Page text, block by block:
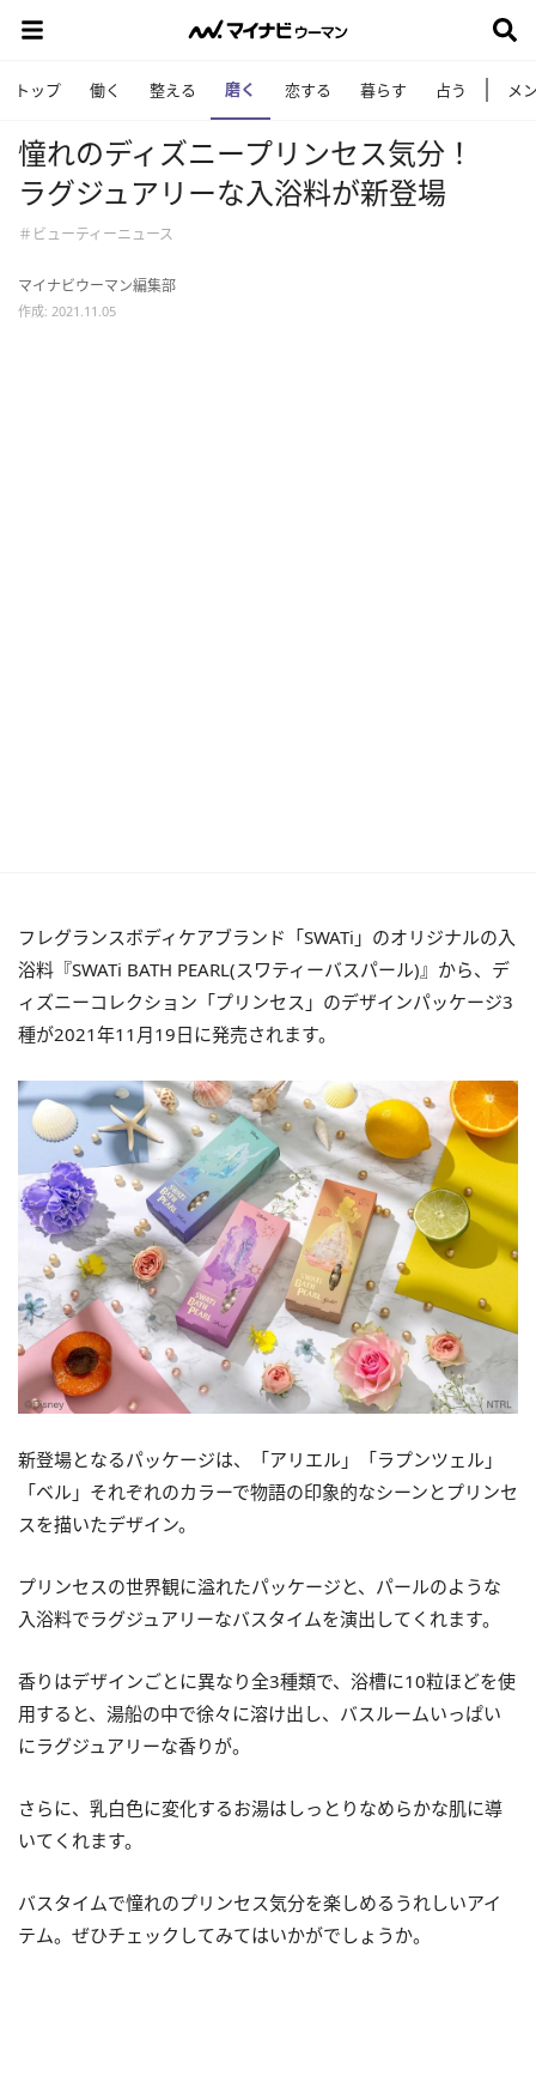
トップ 働く 整える 磨く 恋する 暮らす 占う メ
憧れのディズニープリンセス気分！
ラグジュアリーな入浴料が新登場
＃ビューティーニュース
マイナビウーマン編集部
作成: 2021.11.05
フレグランスボディケアブランド「SWATi」のオリジナルの入
浴料『SWATi BATH PEARL(スワティーバスパール)』から、デ
ィズニーコレクション「プリンセス」のデザインパッケージ3
種が2021年11月19日に発売されます。
新登場となるパッケージは、「アリエル」「ラプンツェル」
「ベル」それぞれのカラーで物語の印象的なシーンとプリンセ
スを描いたデザイン。
プリンセスの世界観に溢れたパッケージと、パールのような
入浴料でラグジュアリーなバスタイムを演出してくれます。
香りはデザインごとに異なり全3種類で、浴槽に10粒ほどを使
用すると、湯船の中で徐々に溶け出し、バスルームいっぱい
にラグジュアリーな香りが。
さらに、乳白色に変化するお湯はしっとりなめらかな肌に導
いてくれます。
バスタイムで憧れのプリンセス気分を楽しめるうれしいアイ
テム。ぜひチェックしてみてはいかがでしょうか。